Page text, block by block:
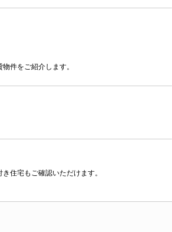
件をご紹介します。
住宅もご確認いただけます。